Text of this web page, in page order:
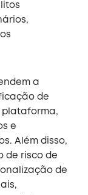
a
de
plataforma,
e
Além disso,
de risco de
de